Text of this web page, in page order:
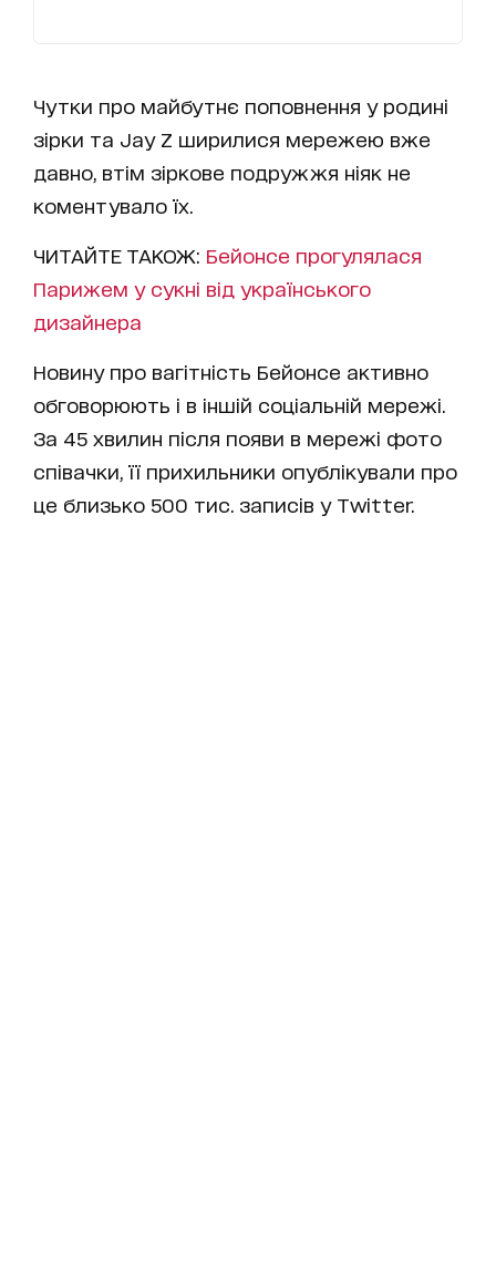
Чутки про майбутнє поповнення у родині
зірки та Jay Z ширилися мережею вже
давно, втім зіркове подружжя ніяк не
коментувало їх.
ЧИТАЙТЕ ТАКОЖ: Бейонсе прогулялася
Парижем у сукні від українського
дизайнера
Новину про вагітність Бейонсе активно
обговорюють і в іншій соціальній мережі.
За 45 хвилин після появи в мережі фото
співачки, її прихильники опублікували про
це близько 500 тис. записів у Twitter.